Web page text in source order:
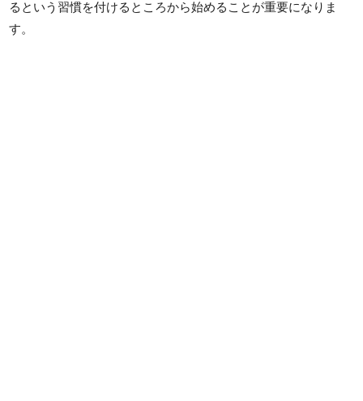
るという習慣を付けるところから始めることが重要になりま
す。